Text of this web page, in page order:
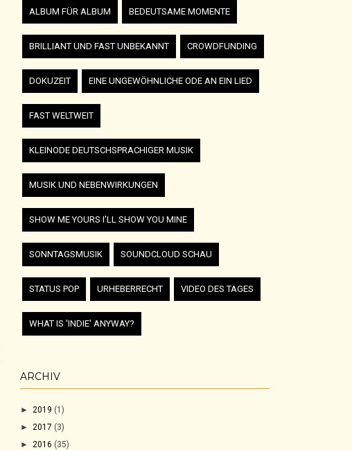
ALBUM FÜR ALBUM BEDEUTSAME MOMENTE
BRILLIANT UND FAST UNBEKANNT CROWDFUNDING
DOKUZEIT EINE UNGEWÖHNLICHE ODE AN EIN LIED
FAST WELTWEIT
KLEINODE DEUTSCHSPRACHIGER MUSIK
MUSIK UND NEBENWIRKUNGEN
SHOW ME YOURS I'LL SHOW YOU MINE
SONNTAGSMUSIK SOUNDCLOUD SCHAU
STATUS POP URHEBERRECHT VIDEO DES TAGES
WHAT IS 'INDIE' ANYWAY?
ARCHIV
► 2019 (1)
► 2017 (3)
► 2016 (35)